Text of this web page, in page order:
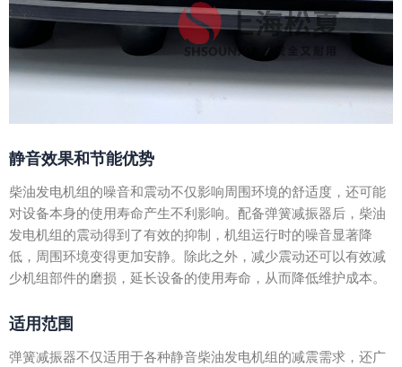
静音效果和节能优势
柴油发电机组的噪音和震动不仅影响周围环境的舒适度，还可能
对设备本身的使用寿命产生不利影响。配备弹簧减振器后，柴油
发电机组的震动得到了有效的抑制，机组运行时的噪音显著降
低，周围环境变得更加安静。除此之外，减少震动还可以有效减
少机组部件的磨损，延长设备的使用寿命，从而降低维护成本。
适用范围
弹簧减振器不仅适用于各种静音柴油发电机组的减震需求，还广